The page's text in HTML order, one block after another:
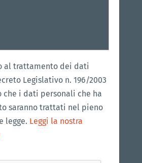
al trattamento dei dati
Legislativo n. 196/2003
che i dati personali che ha
saranno trattati nel pieno
legge. Leggi la nostra